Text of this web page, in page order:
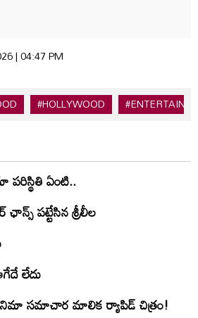
| 04:47 PM
#HOLLYWOOD
ఏంటి..
ఛాన్స్ పట్టేసిన శ్రీలీల
లేదు
సమాచార మాలిక ర్యాపిడ్ చిత్రం!